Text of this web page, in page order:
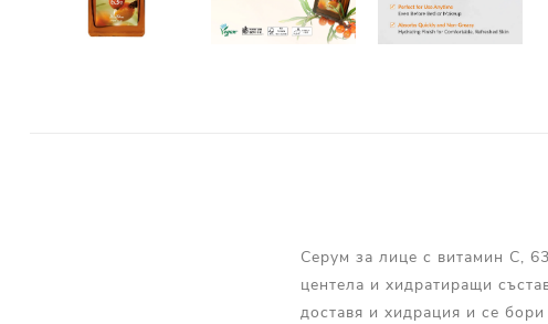
Серум за лице с витамин C,
центела и хидратиращи
доставя и хидрация и се